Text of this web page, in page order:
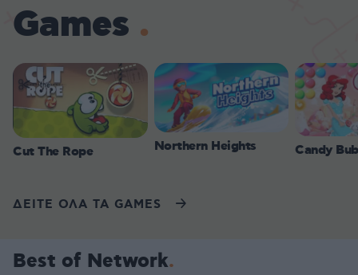
Games
Cut The Rope Northern Heights Candy
ΔΕΙΤΕ ΟΛΑ ΤΑ GAMES
Best of Network